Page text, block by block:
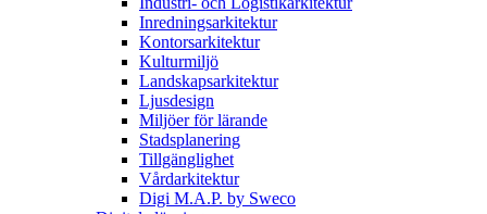
Inredningsarkitektur
Kontorsarkitektur
Kulturmiljö
Landskapsarkitektur
Ljusdesign
Miljöer för lärande
Stadsplanering
Tillgänglighet
Vårdarkitektur
Digi M.A.P. by Sweco